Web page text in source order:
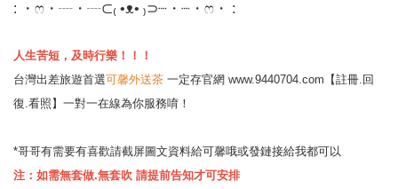
: ・ෆ・┈・┈⊂₍ •ᴥ• ₎⊃┈・┈・ෆ・ :
人生苦短，及時行樂！！！
台灣出差旅遊首選可馨外送茶 一定存官網 www.9440704.com 【註冊.回
復.看照】一對一在線為你服務唷！
*哥哥有需要有喜歡請截屏圖文資料給可馨哦或發鏈接給我都可以
注：如需無套做.無套吹 請提前告知才可安排